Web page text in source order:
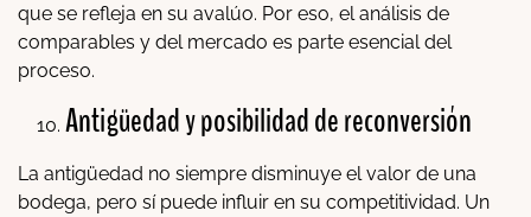
que se refleja en su avalúo. Por eso, el análisis de
comparables y del mercado es parte esencial del
proceso.
Antigüedad y posibilidad de reconversión
La antigüedad no siempre disminuye el valor de una
bodega, pero sí puede influir en su competitividad. Un